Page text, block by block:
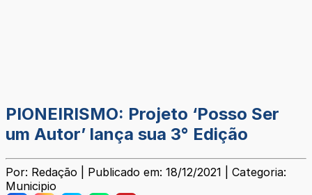
PIONEIRISMO: Projeto ‘Posso Ser
um Autor’ lança sua 3° Edição
Por: Redação | Publicado em: 18/12/2021 | Categoria:
Municipio